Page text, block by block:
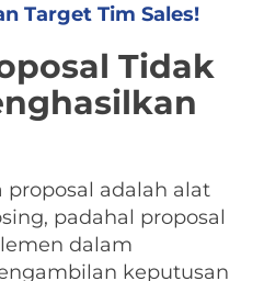
Target Tim Sales!
Tidak
proposal adalah alat
padahal proposal
dalam
keputusan